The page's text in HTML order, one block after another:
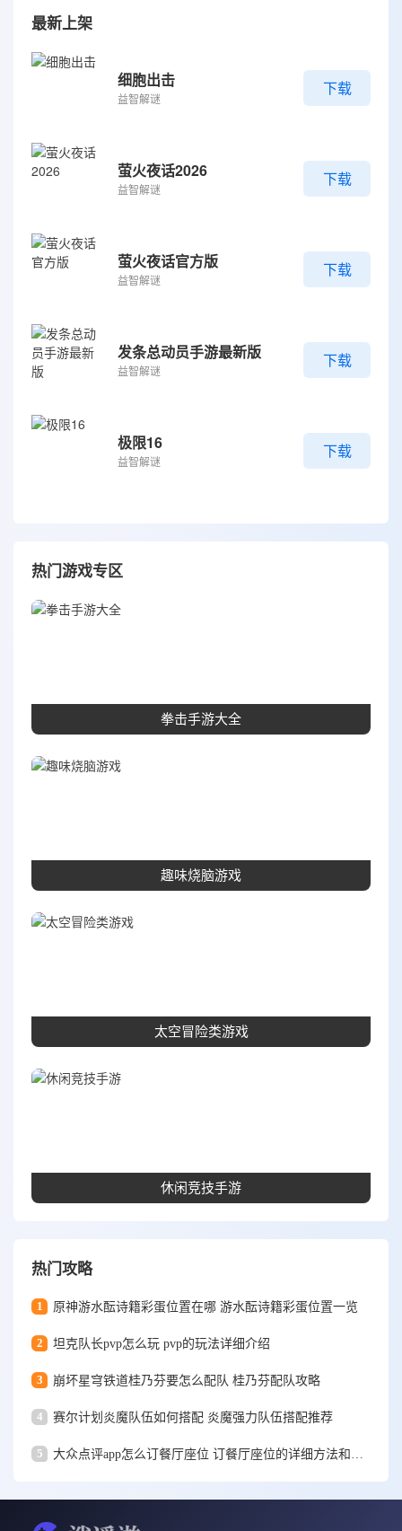
最新上架
细胞出击
益智解谜
下载
萤火夜话2026
益智解谜
下载
萤火夜话官方版
益智解谜
下载
发条总动员手游最新版
益智解谜
下载
极限16
益智解谜
下载
热门游戏专区
拳击手游大全
趣味烧脑游戏
太空冒险类游戏
休闲竞技手游
热门攻略
1 原神游水酝诗籍彩蛋位置在哪 游水酝诗籍彩蛋位置一览
2 坦克队长pvp怎么玩 pvp的玩法详细介绍
3 崩坏星穹铁道桂乃芬要怎么配队 桂乃芬配队攻略
4 赛尔计划炎魔队伍如何搭配 炎魔强力队伍搭配推荐
5